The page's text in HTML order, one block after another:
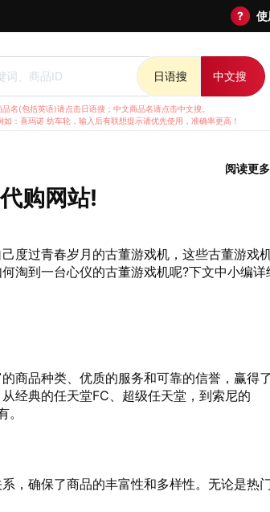
? 使
词、商品ID 日语搜 中文搜
名(包括英语)请点击日语搜；中文商品名请点击中文搜。
：喜玛诺 纺车轮，输入后有联想提示请优先使用，准确率更高！
阅读更多
购网站!
度过青春岁月的古董游戏机，这些古董游戏
淘到一台心仪的古董游戏机呢?下文中小编详
商品种类、优质的服务和可靠的信誉，赢得了
经典的任天堂FC、超级任天堂，到索尼的
，确保了商品的丰富性和多样性。无论是热